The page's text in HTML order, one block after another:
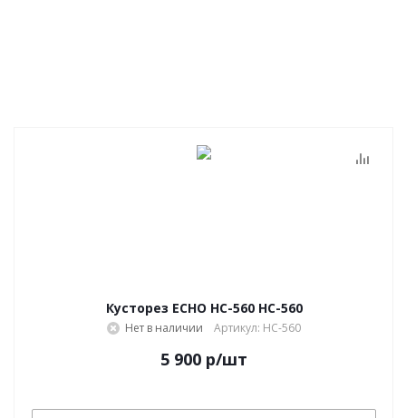
Кусторез ECHO HC-560 HC-560
Нет в наличии Артикул: HC-560
5 900 р/шт